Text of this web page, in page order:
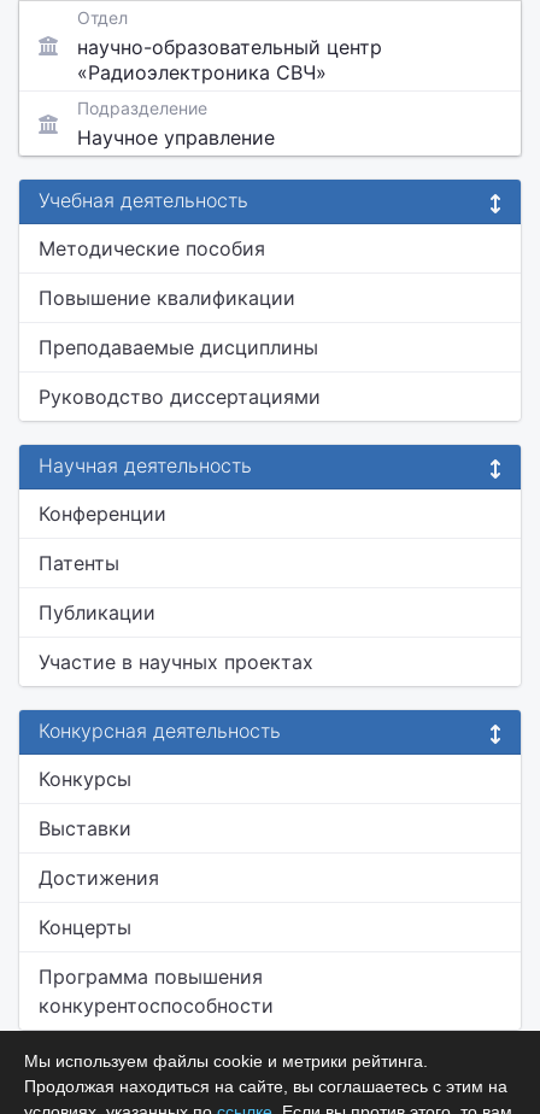
Отдел
научно-образовательный центр
«Радиоэлектроника СВЧ»
Подразделение
Научное управление
Учебная деятельность
Методические пособия
Повышение квалификации
Преподаваемые дисциплины
Руководство диссертациями
Научная деятельность
Конференции
Патенты
Публикации
Участие в научных проектах
Конкурсная деятельность
Конкурсы
Выставки
Достижения
Концерты
Программа повышения
конкурентоспособности
Мы используем файлы cookie и метрики рейтинга.
Продолжая находиться на сайте, вы соглашаетесь с этим на